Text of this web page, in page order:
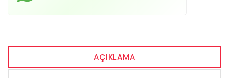
AÇIKLAMA